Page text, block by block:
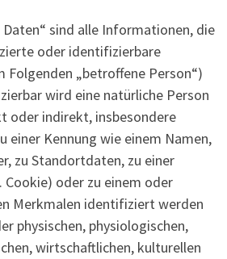
Daten“ sind alle Informationen, die
oder identifizierbare
Folgenden „betroffene Person“)
wird eine natürliche Person
oder indirekt, insbesondere
einer Kennung wie einem Namen,
zu Standortdaten, zu einer
Cookie) oder zu einem oder
Merkmalen identifiziert werden
physischen, physiologischen,
wirtschaftlichen, kulturellen